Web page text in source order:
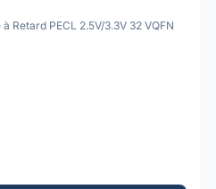
Retard PECL 2.5V/3.3V 32 VQFN